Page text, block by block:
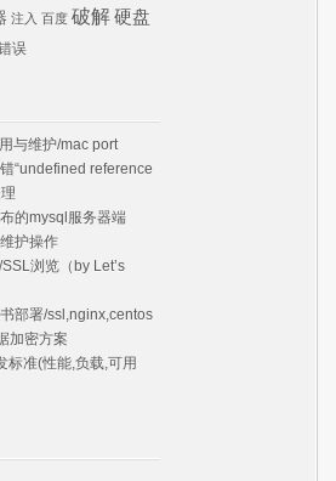
注入 百度 破解硬盘
误
与维护/mac port
“undefined reference
的mysql服务器端
护操作
浏览（by Let’s
部署/ssl,nginx,centos
加密方案
标准(性能,负载,可用